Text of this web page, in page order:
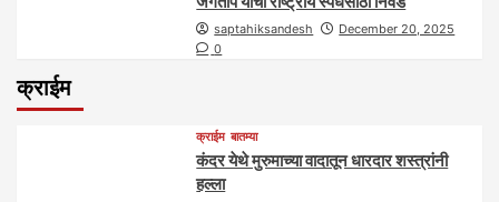
saptahiksandesh
December 20, 2025
0
क्राईम
क्राईम बातम्या
कंदर येथे मुरुमाच्या वादातून धारदार शस्त्रांनी
हल्ला